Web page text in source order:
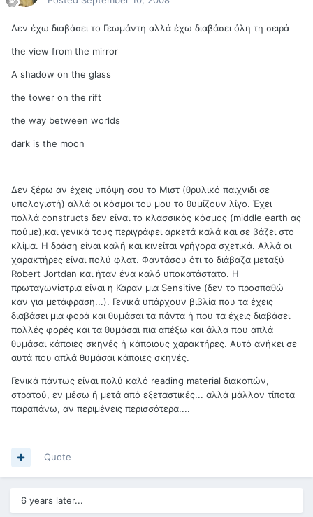
Δεν έχω διαβάσει το Γεωμάντη αλλά έχω διαβάσει όλη τη σειρά
the view from the mirror
A shadow on the glass
the tower on the rift
the way between worlds
dark is the moon
Δεν ξέρω αν έχεις υπόψη σου το Μιστ (θρυλικό παιχνιδι σε
υπολογιστή) αλλά οι κόσμοι του μου το θυμίζουν λίγο. Έχει
πολλά constructs δεν είναι το κλασσικός κόσμος (middle earth ας
πούμε),και γενικά τους περιγράφει αρκετά καλά και σε βάζει στο
κλίμα. Η δράση είναι καλή και κινείται γρήγορα σχετικά. Αλλά οι
χαρακτήρες είναι πολύ φλατ. Φαντάσου ότι το διάβαζα μεταξύ
Robert Jortdan και ήταν ένα καλό υποκατάστατο. Η
πρωταγωνίστρια είναι η Καραν μια Sensitive (δεν το προσπαθώ
καν για μετάφραση...). Γενικά υπάρχουν βιβλία που τα έχεις
διαβάσει μια φορά και θυμάσαι τα πάντα ή που τα έχεις διαβάσει
πολλές φορές και τα θυμάσαι πια απέξω και άλλα που απλά
θυμάσαι κάποιες σκηνές ή κάποιους χαρακτήρες. Αυτό ανήκει σε
αυτά που απλά θυμάσαι κάποιες σκηνές.
Γενικά πάντως είναι πολύ καλό reading material διακοπών,
στρατού, εν μέσω ή μετά από εξεταστικές... αλλά μάλλον τίποτα
παραπάνω, αν περιμένεις περισσότερα....
Quote
6 years later...